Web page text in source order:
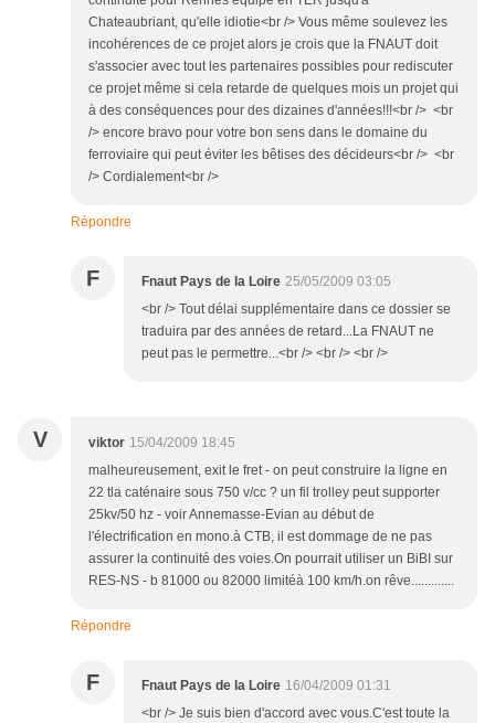
Chateaubriant, qu'elle idiotie<br /> Vous même soulevez les
incohérences de ce projet alors je crois que la FNAUT doit
s'associer avec tout les partenaires possibles pour rediscuter
ce projet même si cela retarde de quelques mois un projet qui
à des conséquences pour des dizaines d'années!!!<br /> <br
/> encore bravo pour votre bon sens dans le domaine du
ferroviaire qui peut éviter les bêtises des décideurs<br /> <br
/> Cordialement<br />
Répondre
F Fnaut Pays de la Loire 25/05/2009 03:05
<br /> Tout délai supplémentaire dans ce dossier se
traduira par des années de retard...La FNAUT ne
peut pas le permettre...<br /> <br /> <br />
V viktor 15/04/2009 18:45
malheureusement, exit le fret - on peut construire la ligne en
22 tla caténaire sous 750 v/cc ? un fil trolley peut supporter
25kv/50 hz - voir Annemasse-Evian au début de
l'électrification en mono.à CTB, il est dommage de ne pas
assurer la continuité des voies.On pourrait utiliser un BiBI sur
RES-NS - b 81000 ou 82000 limitéà 100 km/h.on rêve.............
Répondre
F Fnaut Pays de la Loire 16/04/2009 01:31
<br /> Je suis bien d'accord avec vous.C'est toute la